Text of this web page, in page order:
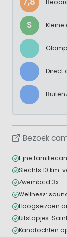
S
Direct
Bezoek
Fijne
Slechts 10 km.
Zwembad 3x
Wellness:
Hoogseizoen
Uitstapjes:
Kanotochten